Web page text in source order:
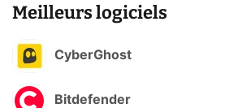
Meilleurs logiciels
CyberGhost
Bitdefender